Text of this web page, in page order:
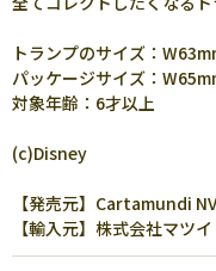
トランプのサイズ：
パッケージサイズ：
対象年齢：6才以上
(c)Disney
【発売元】Cartamundi
【輸入元】株式会社マツ